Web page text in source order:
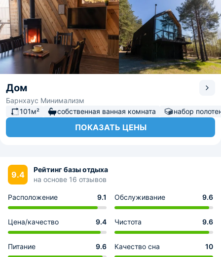
Дом
Барнхаус Минимализм
101м²
собственная ванная комната набор
ПОКАЗАТЬ ЦЕНЫ
9.4
Рейтинг базы отдыха
на основе 16 отзывов
Расположение 9.1 Обслуживание 9.6
Цена/качество 9.4 Чистота 9.6
Питание 9.6 Качество сна 10